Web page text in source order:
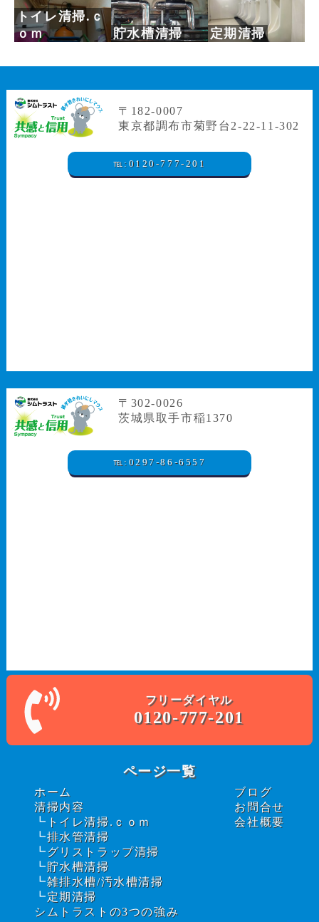
トイレ清掃.ｃ
ｏｍ
貯水槽清掃 定期清掃
〒182-0007
東京都調布市菊野台2-22-11-302
℡:0120-777-201
〒302-0026
茨城県取手市稲1370
℡:0297-86-6557
フリーダイヤル
0120-777-201
ページ一覧
ホーム
清掃内容
トイレ清掃.ｃｏｍ
排水管清掃
グリストラップ清掃
貯水槽清掃
雑排水槽/汚水槽清掃
定期清掃
シムトラストの3つの強み
ブログ
お問合せ
会社概要